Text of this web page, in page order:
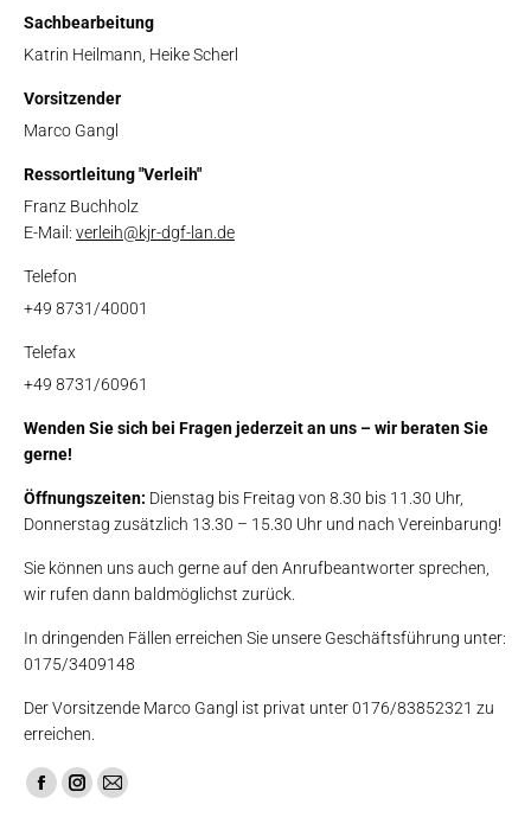
Sachbearbeitung
Katrin Heilmann, Heike Scherl
Vorsitzender
Marco Gangl
Ressortleitung "Verleih"
Franz Buchholz
E-Mail: verleih@kjr-dgf-lan.de
Telefon
+49 8731/40001
Telefax
+49 8731/60961
Wenden Sie sich bei Fragen jederzeit an uns – wir beraten Sie
gerne!
Öffnungszeiten: Dienstag bis Freitag von 8.30 bis 11.30 Uhr,
Donnerstag zusätzlich 13.30 – 15.30 Uhr und nach Vereinbarung!
Sie können uns auch gerne auf den Anrufbeantworter sprechen,
wir rufen dann baldmöglichst zurück.
In dringenden Fällen erreichen Sie unsere Geschäftsführung unter:
0175/3409148
Der Vorsitzende Marco Gangl ist privat unter 0176/83852321 zu
erreichen.
Finden Sie uns auf:
Facebook
Instagram
E-